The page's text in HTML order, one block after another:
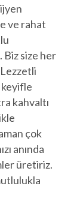
ve rahat
Biz size her
kahvaltı
çok
anında
üretiriz.